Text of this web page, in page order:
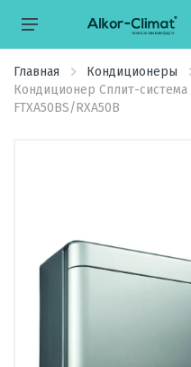
Главная Кондиционеры
Кондиционер Сплит-система
FTXA50BS/RXA50B